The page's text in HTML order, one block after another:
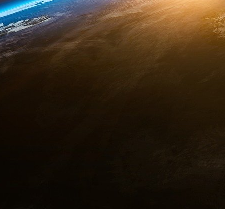
lui faut promettre l’impossible pour être élu
la place de créer de la valeur, en créant
centrale, la hausse de la dette permettant de
et au social-clientélisme.